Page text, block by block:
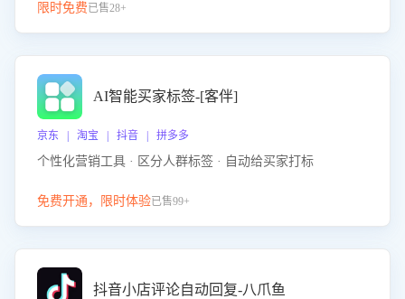
限时免费已售28+
AI智能买家标签-[客伴]
京东 | 淘宝 | 抖音 | 拼多多
个性化营销工具 · 区分人群标签 · 自动给买家打标
免费开通，限时体验已售99+
抖音小店评论自动回复-八爪鱼